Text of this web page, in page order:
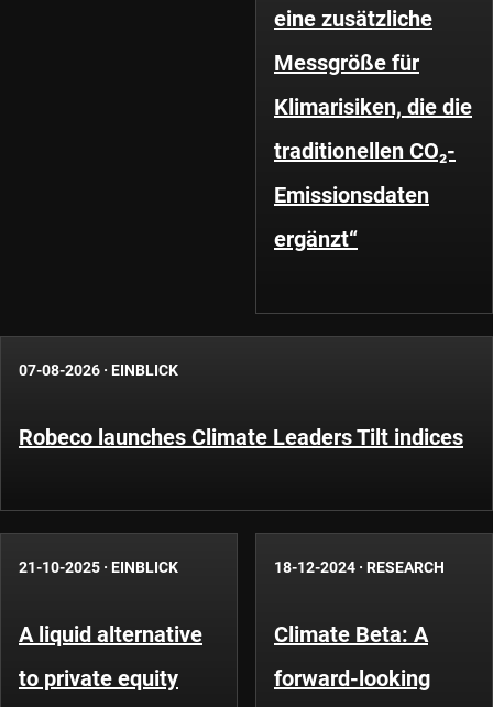
eine zusätzliche
Messgröße für
Klimarisiken, die die
traditionellen CO₂-
Emissionsdaten
ergänzt“
07-08-2026 · EINBLICK
Robeco launches Climate Leaders Tilt indices
21-10-2025 · EINBLICK
A liquid alternative
to private equity
18-12-2024 · RESEARCH
Climate Beta: A
forward-looking